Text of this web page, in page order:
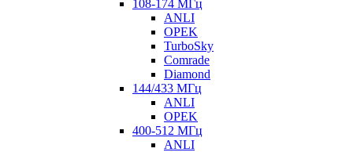
108-174 МГц
ANLI
OPEK
TurboSky
Comrade
Diamond
144/433 МГц
ANLI
OPEK
400-512 МГц
ANLI